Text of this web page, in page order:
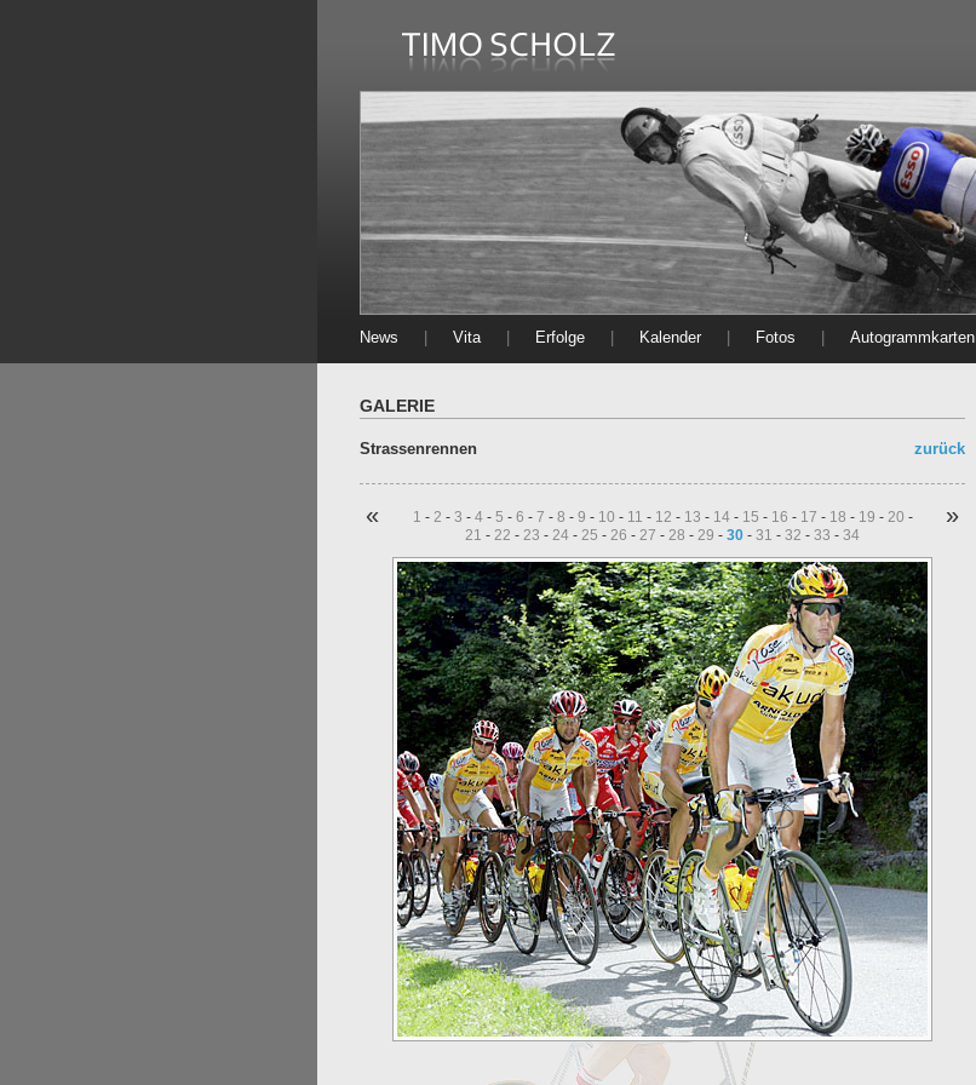
News Vita Erfolge Kalender Fotos Autogrammkarten
GALERIE
Strassenrennen zurück
« 1 - 2 - 3 - 4- 5 - 6 - 7 - 8 - 9 - 10 - 11 - 12 - 13 - 14- 15 - 16 - 17 - 18 - 19 - 20 -
21 - 22 - 23 - 24 - 25 - 26 - 27 - 28 - 29 - 30 - 31 - 32 - 33 - 34
»